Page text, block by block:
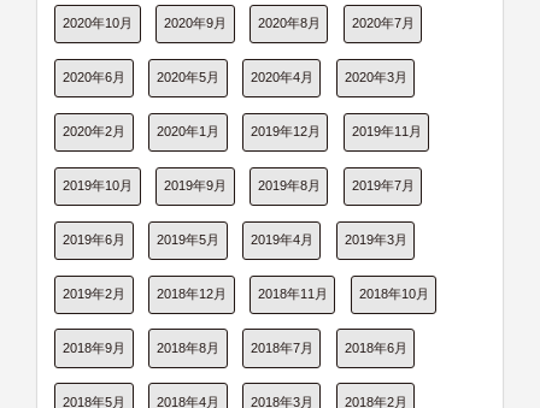
2020年10月 2020年9月 2020年8月 2020年7月
2020年6月 2020年5月 2020年4月 2020年3月
2020年2月 2020年1月 2019年12月 2019年11月
2019年10月 2019年9月 2019年8月 2019年7月
2019年6月 2019年5月 2019年4月 2019年3月
2019年2月 2018年12月 2018年11月 2018年10月
2018年9月 2018年8月 2018年7月 2018年6月
2018年5月 2018年4月 2018年3月 2018年2月